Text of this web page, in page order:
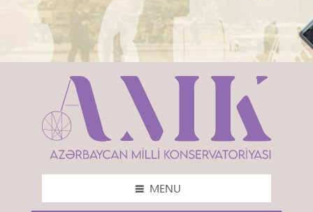
MENU